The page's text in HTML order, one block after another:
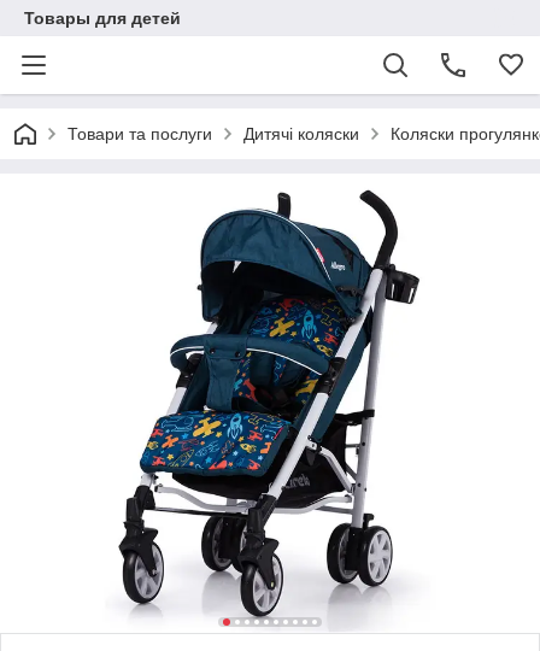
Товары для детей
Товари та послуги Дитячі коляски Коляски